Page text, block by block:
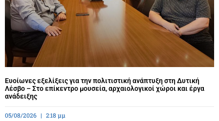
Ευοίωνες εξελίξεις για την πολιτιστική ανάπτυξη στη Δυτική
Λέσβο – Στο επίκεντρο μουσεία, αρχαιολογικοί χώροι και έργα
ανάδειξης
05/08/2026 2:18 μμ